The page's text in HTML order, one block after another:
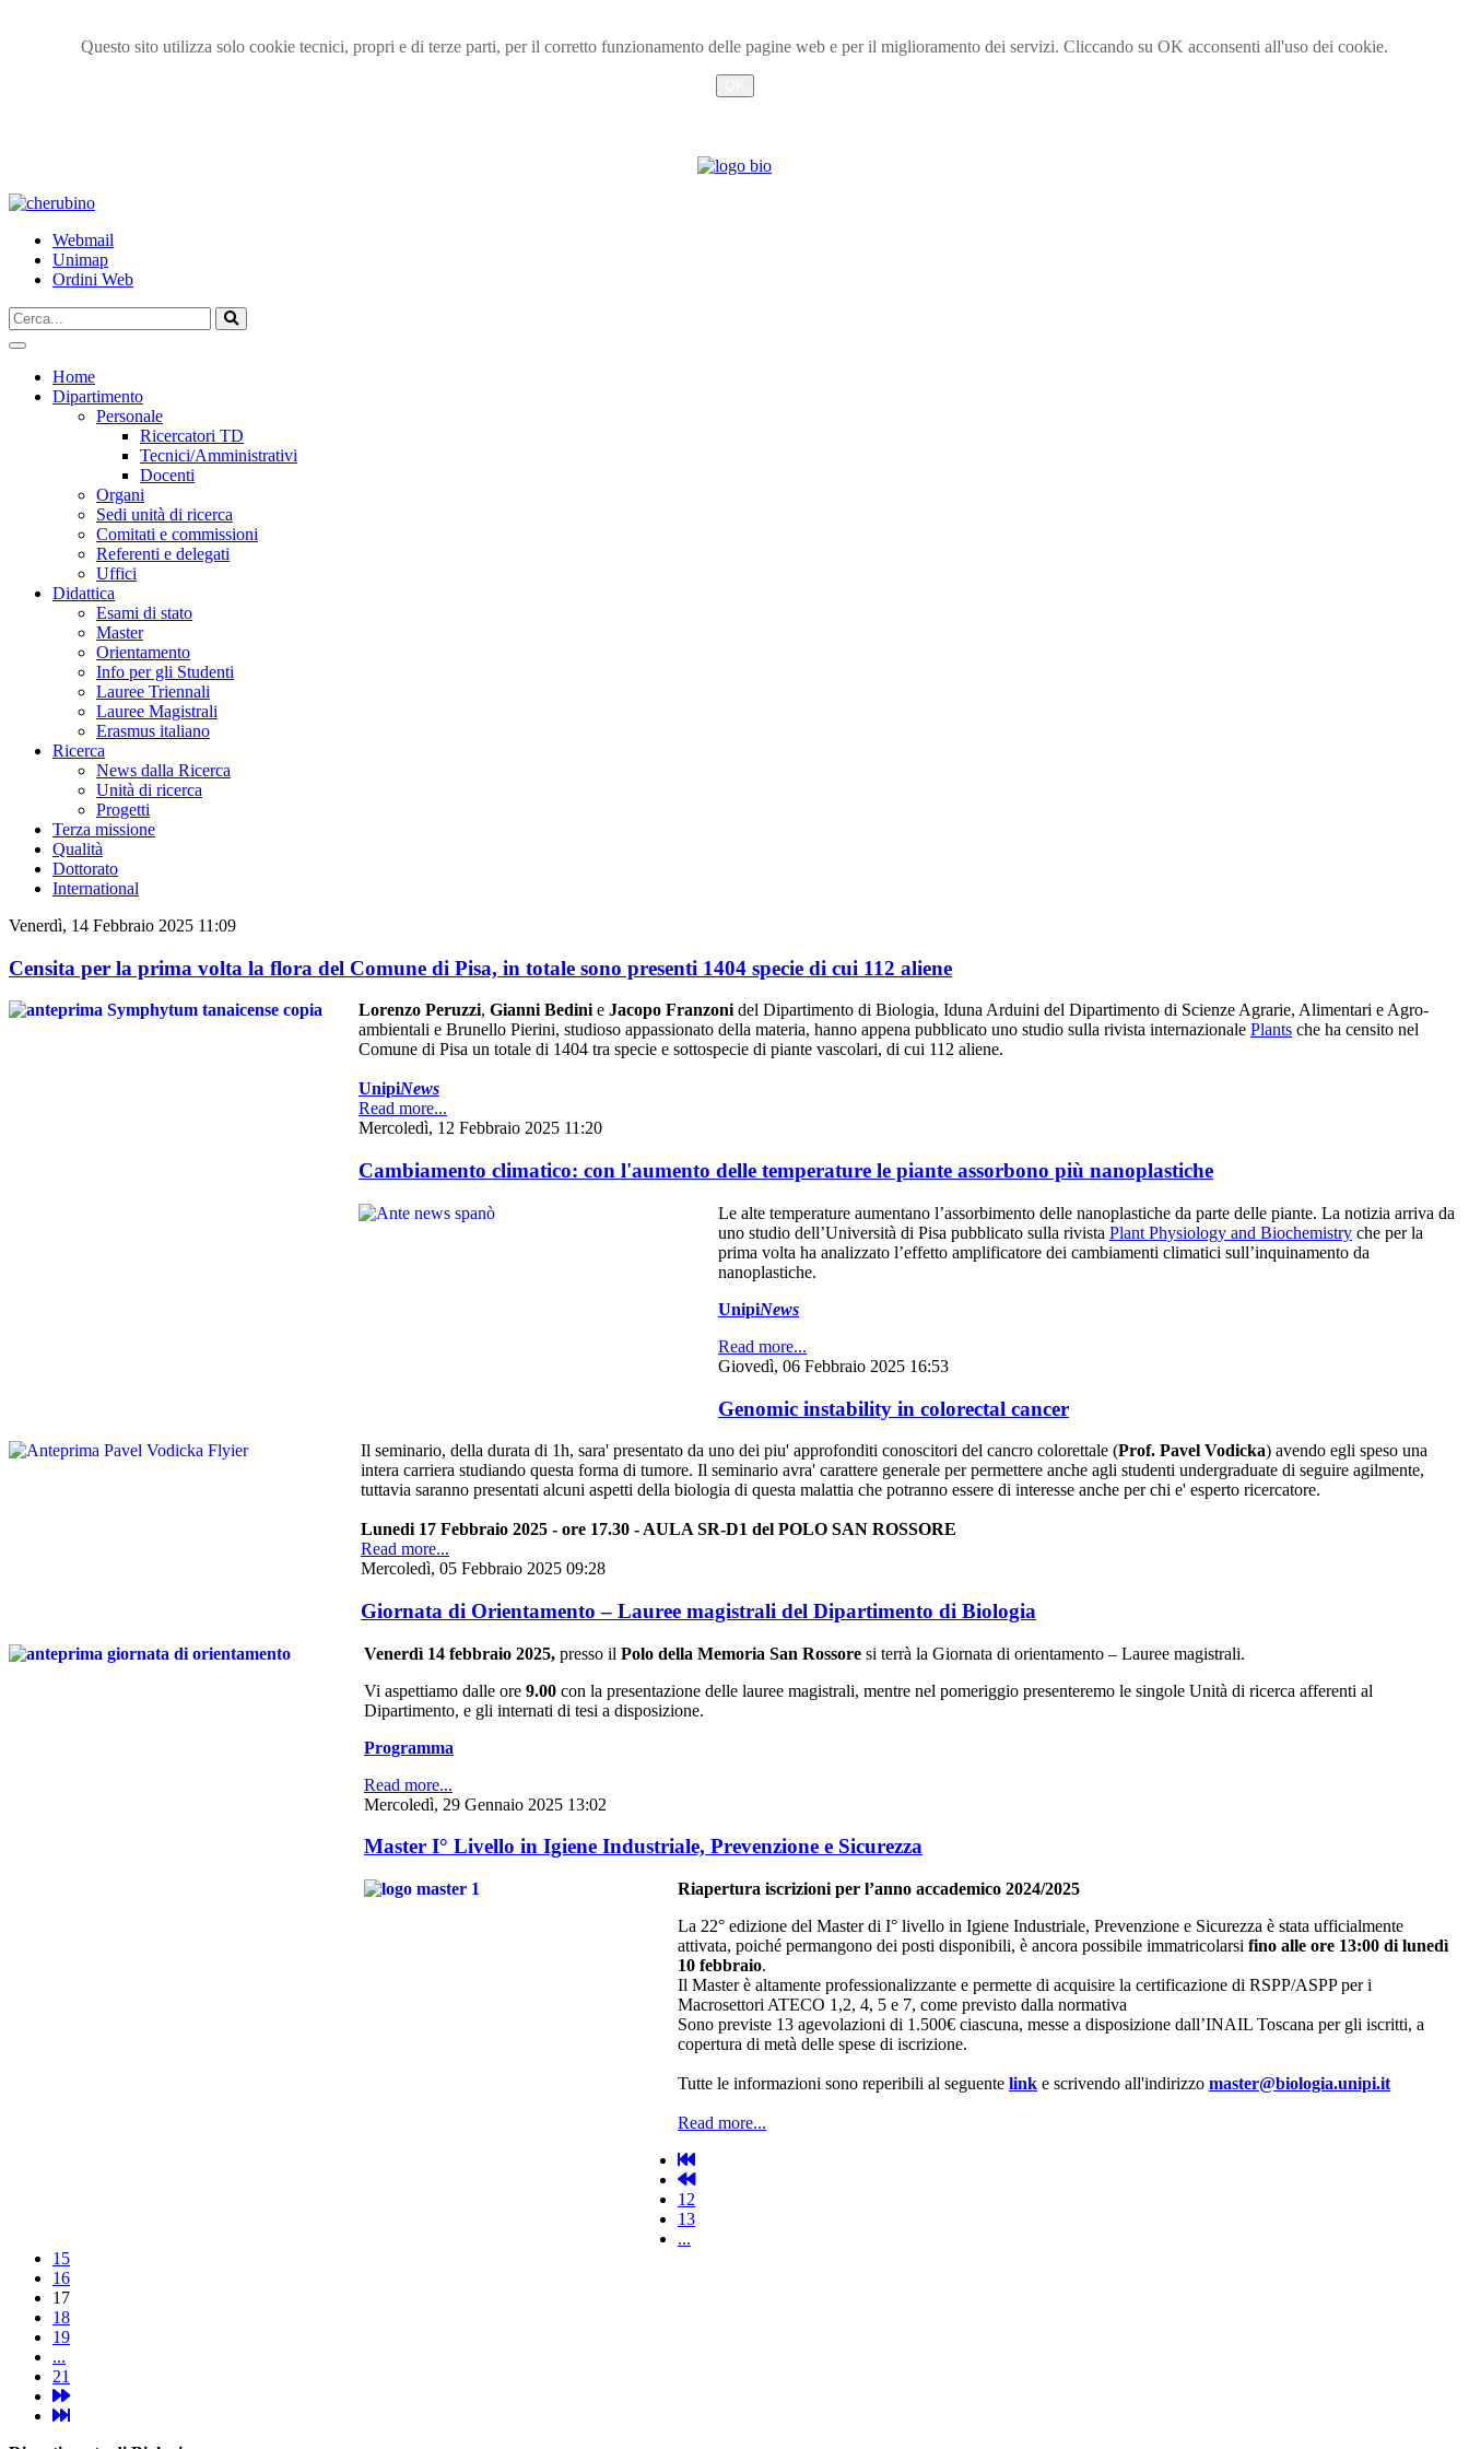
Questo sito utilizza solo cookie tecnici, propri e di terze parti, per il corretto funzionamento delle pagine web e per il miglioramento dei servizi. Cliccando su OK acconsenti all'uso dei cookie.
Webmail
Unimap
Ordini Web
Cerca...
Vai
Home
Dipartimento
Personale
Ricercatori TD
Tecnici/Amministrativi
Docenti
Organi
Sedi unità di ricerca
Comitati e commissioni
Referenti e delegati
Uffici
Didattica
Esami di stato
Master
Orientamento
Info per gli Studenti
Lauree Triennali
Lauree Magistrali
Erasmus italiano
Ricerca
News dalla Ricerca
Unità di ricerca
Progetti
Terza missione
Qualità
Dottorato
International
Venerdì, 14 Febbraio 2025 11:09
Censita per la prima volta la flora del Comune di Pisa, in totale sono presenti 1404 specie di cui 112 aliene
Lorenzo Peruzzi, Gianni Bedini e Jacopo Franzoni del Dipartimento di Biologia, Iduna Arduini del Dipartimento di Scienze Agrarie, Alimentari e Agro-
ambientali e Brunello Pierini, studioso appassionato della materia, hanno appena pubblicato uno studio sulla rivista internazionale Plants che ha censito nel
Comune di Pisa un totale di 1404 tra specie e sottospecie di piante vascolari, di cui 112 aliene.
UnipiNews
Read more...
Mercoledì, 12 Febbraio 2025 11:20
Cambiamento climatico: con l'aumento delle temperature le piante assorbono più nanoplastiche
Le alte temperature aumentano l’assorbimento delle nanoplastiche da parte delle piante. La notizia arriva da
uno studio dell’Università di Pisa pubblicato sulla rivista Plant Physiology and Biochemistry che per la
prima volta ha analizzato l’effetto amplificatore dei cambiamenti climatici sull’inquinamento da
nanoplastiche.
UnipiNews
Read more...
Giovedì, 06 Febbraio 2025 16:53
Genomic instability in colorectal cancer
Il seminario, della durata di 1h, sara' presentato da uno dei piu' approfonditi conoscitori del cancro colorettale (Prof. Pavel Vodicka) avendo egli speso una
intera carriera studiando questa forma di tumore. Il seminario avra' carattere generale per permettere anche agli studenti undergraduate di seguire agilmente,
tuttavia saranno presentati alcuni aspetti della biologia di questa malattia che potranno essere di interesse anche per chi e' esperto ricercatore.
Lunedi 17 Febbraio 2025 - ore 17.30 - AULA SR-D1 del POLO SAN ROSSORE
Read more...
Mercoledì, 05 Febbraio 2025 09:28
Giornata di Orientamento – Lauree magistrali del Dipartimento di Biologia
Venerdì 14 febbraio 2025, presso il Polo della Memoria San Rossore si terrà la Giornata di orientamento – Lauree magistrali.
Vi aspettiamo dalle ore 9.00 con la presentazione delle lauree magistrali, mentre nel pomeriggio presenteremo le singole Unità di ricerca afferenti al
Dipartimento, e gli internati di tesi a disposizione.
Programma
Read more...
Mercoledì, 29 Gennaio 2025 13:02
Master I° Livello in Igiene Industriale, Prevenzione e Sicurezza
Riapertura iscrizioni per l’anno accademico 2024/2025
La 22° edizione del Master di I° livello in Igiene Industriale, Prevenzione e Sicurezza è stata ufficialmente
attivata, poiché permangono dei posti disponibili, è ancora possibile immatricolarsi fino alle ore 13:00 di lunedì
10 febbraio.
Il Master è altamente professionalizzante e permette di acquisire la certificazione di RSPP/ASPP per i
Macrosettori ATECO 1,2, 4, 5 e 7, come previsto dalla normativa
Sono previste 13 agevolazioni di 1.500€ ciascuna, messe a disposizione dall’INAIL Toscana per gli iscritti, a
copertura di metà delle spese di iscrizione.
Tutte le informazioni sono reperibili al seguente link e scrivendo all'indirizzo master@biologia.unipi.it
Read more...
12
13
...
15
16
17
18
19
...
21